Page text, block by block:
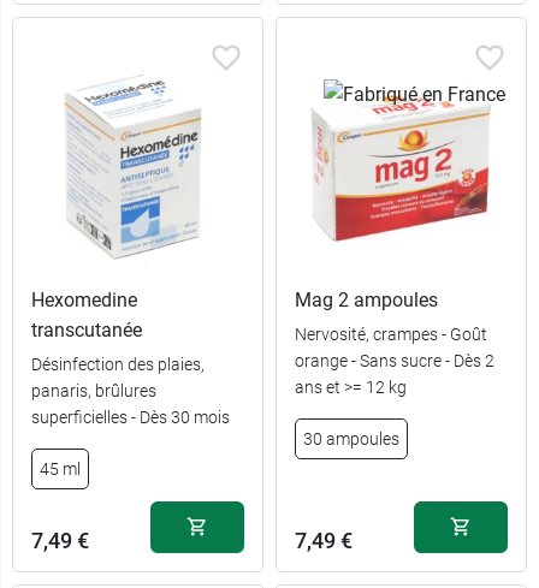
Hexomedine
transcutanée
Désinfection des plaies,
panaris, brûlures
superficielles - Dès 30 mois
45 ml
7,49 €
Mag 2 ampoules
Nervosité, crampes - Goût
orange - Sans sucre - Dès 2
ans et >= 12 kg
30 ampoules
7,49 €